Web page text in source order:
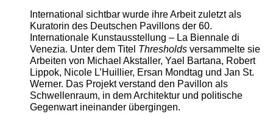
International sichtbar wurde ihre Arbeit zuletzt als
Kuratorin des Deutschen Pavillons der 60.
Internationale Kunstausstellung – La Biennale di
Venezia. Unter dem Titel Thresholdsversammelte sie
Arbeiten von Michael Akstaller, Yael Bartana, Robert
Lippok, Nicole L’Huillier, Ersan Mondtag und Jan St.
Werner. Das Projekt verstand den Pavillon als
Schwellenraum, in dem Architektur und politische
Gegenwart ineinander übergingen.